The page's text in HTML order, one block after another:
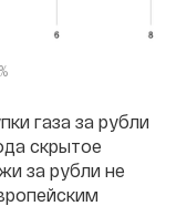
газа за рубли
скрытое
за рубли не